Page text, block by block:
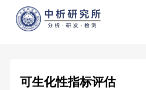
可生化性指标评估